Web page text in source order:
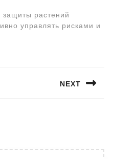
растений
управлять рисками и
NEXT